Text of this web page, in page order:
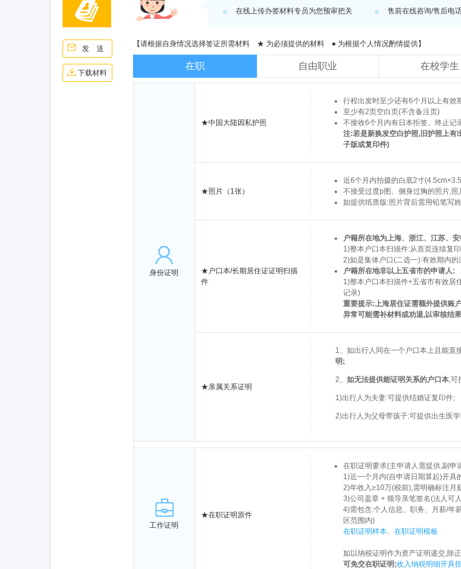
发 送
下载材料
在线上传办签材料专员为您预审把关
售前在线咨询/售后电
【请根据自身情况选择签证所需材料 ★ 为必须提供的材料 ● 为根据个人情况酌情提供】
在职 自由职业 在校学生
身份证明
★中国大陆因私护照
行程出发时至少还有6个月以上有效
至少有2页空白页(不含备注页)
不接收6个月内有日本拒签、终止记
注:若是新换发空白护照,旧护照上有
子版或复印件)
★照片（1张）
近6个月内拍摄的白底2寸
不接受过度p图、侧身过胸的照片,照
如提供纸质版:照片背后需用铅笔写
★ 户口本/长期居住证证明扫描
件
户籍所在地为上海、浙江、江苏、
1)整本户口本扫描件:从首页连续复
2)如是集体户口(二选一):有效期内
户籍所在地非以上五省市的申请人:
1)整本户口本扫描件+五省市有效居
记录)
重要提示:上海居住证需额外提供账
异常可能需补材料或劝退,以审核结果
★亲属关系证明
1、如出行人同在一个户口本上且能直
明;
2、 如无法提供能证明关系的户口本 ,
1)出行人为夫妻:可提供结婚证复印件;
2)出行人为父母带孩子:可提供出生医
工作证明
★在职证明原件
在职证明要求(主申请人需提供,副申
1)近一个月内(自申请日期算起)开具
2)年收入≥10万(税前),需明确标注月
3)公司盖章 + 领导亲笔签名(法人可
4)需包含:个人信息、职务、月薪/年
区范围内)
在职证明样本
在职证明模板
如以纳税证明作为资产证明递交,除
可免交在职证明;收入纳税明细开具